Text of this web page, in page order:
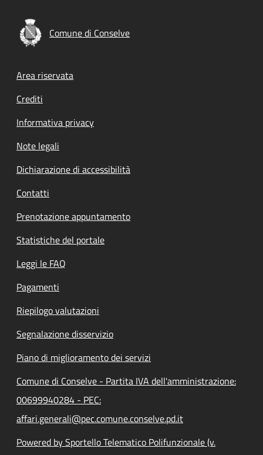
Comune di Conselve
Footer menu
Area riservata
Crediti
Informativa privacy
Note legali
Dichiarazione di accessibilità
Contatti
Prenotazione appuntamento
Statistiche del portale
Leggi le FAQ
Pagamenti
Riepilogo valutazioni
Segnalazione disservizio
Piano di miglioramento dei servizi
Comune di Conselve - Partita IVA dell'amministrazione:
00699940284 - PEC:
affari.generali@pec.comune.conselve.pd.it
Powered by Sportello Telematico Polifunzionale (v.